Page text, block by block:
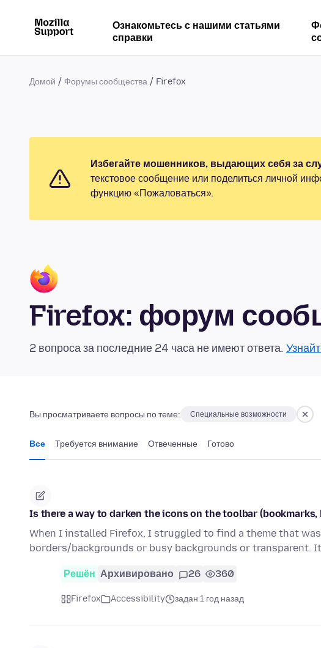
Ознакомьтесь с нашими статьями
справки
Домой Форумы сообщества Firefox
Избегайте мошенников, выдающих себя за
текстовое сообщение или поделиться личной
функцию «Пожаловаться».
Firefox: форум
2 вопроса за последние 24 часа не имеют ответа.
Вы просматриваете вопросы по теме: Специальные возможности
Все Требуется внимание Отвеченные Готово
Is there a way to darken the icons on the toolbar (bookmarks,
When I installed Firefox, I struggled to find a theme that
borders/backgrounds or busy backgrounds or transparent.
Решён Архивировано 26 360
Firefox Accessibility задан 1 год назад